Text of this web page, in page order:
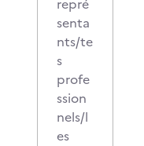
repré
senta
nts/te
s
profe
ssion
nels/l
es